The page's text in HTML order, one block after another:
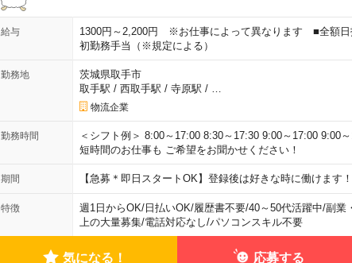
給与
1300円～2,200円 ※お仕事によって異なります ■全額
初勤務手当（※規定による）
勤務地
茨城県取手市
取手駅 / 西取手駅 / 寺原駅 /
物流企業
勤務時間
＜シフト例＞ 8:00～17:00 8:30～17:30 9:00～17:00 9:00
短時間のお仕事も ご希望をお聞かせください！
期間 【急募＊即日スタートOK】登録後は好きな時に働けます
特徴 週1日からOK/日払いOK/履歴書不要/40～50代活躍中/副業
上の大量募集/電話対応なし/パソコンスキル不要
気になる！ 応募する